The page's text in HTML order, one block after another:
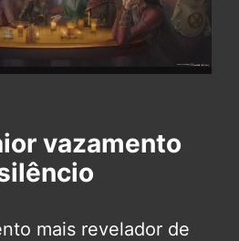
vazamento
mais revelador de